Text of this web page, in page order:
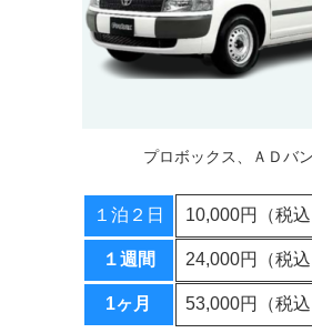
プロボックス、ＡＤバ
１泊２日 10,000円（税込
１週間 24,000円（税込
1ヶ月 53,000円（税込